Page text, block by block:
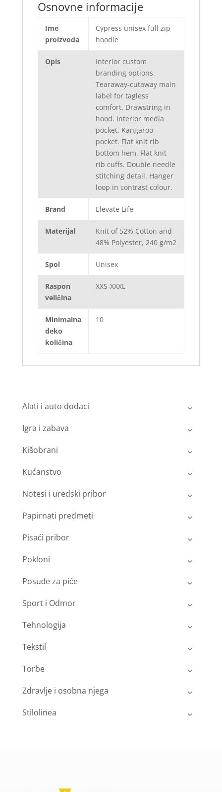
Osnovne informacije
Ime
proizvoda
Cypress unisex full zip
hoodie
Opis
Interior custom
branding options.
Tearaway-cutaway main
label for tagless
comfort. Drawstring in
hood. Interior media
pocket. Kangaroo
pocket. Flat knit rib
bottom hem. Flat knit
rib cuffs. Double needle
stitching detail. Hanger
loop in contrast colour.
Brand Elevate Life
Materijal
Knit of 52% Cotton and
48% Polyester, 240 g/m2
Spol Unisex
Raspon
veličina
XXS-XXXL
Minimalna
deko
količina
10
Alati i auto dodaci
Igra i zabava
Kišobrani
Kućanstvo
Notesi i uredski pribor
Papirnati predmeti
Pisaći pribor
Pokloni
Posuđe za piće
Sport i Odmor
Tehnologija
Tekstil
Torbe
Zdravlje i osobna njega
Stilolinea